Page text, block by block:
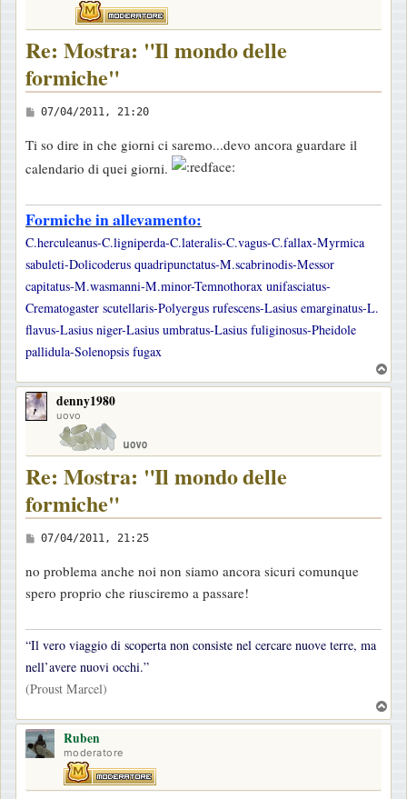
Re: Mostra: "Il mondo delle
formiche"
M
s
s
g
g
i
o
07/04/2011, 21:20
Ti so dire in che giorni ci saremo...devo ancora guardare il
calendario di quei giorni.
Formiche in allevamento:
C.herculeanus-C.ligniperda-C.lateralis-C.vagus-C.fallax-Myrmica
sabuleti-Dolicoderus quadripunctatus-M.scabrinodis-Messor
capitatus-M.wasmanni-M.minor-Temnothorax unifasciatus-
Crematogaster scutellaris-Polyergus rufescens-Lasius emarginatus-L.
flavus-Lasius niger-Lasius umbratus-Lasius fuliginosus-Pheidole
pallidula-Solenopsis fugax
o
denny1980
uovo
Re: Mostra: "Il mondo delle
formiche"
M
s
s
g
g
i
07/04/2011, 21:25
no problema anche noi non siamo ancora sicuri comunque
spero proprio che riusciremo a passare!
“Il vero viaggio di scoperta non consiste nel cercare nuove terre, ma
nell’avere nuovi occhi.”
(Proust Marcel)
o
Ruben
moderatore